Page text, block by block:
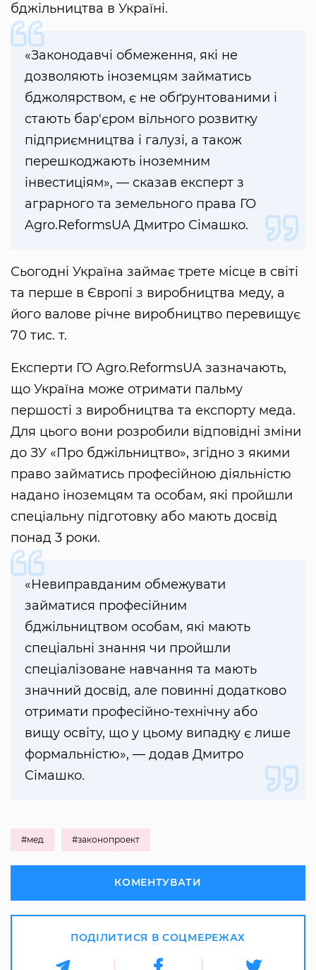
бджільництва в Україні.
«Законодавчі обмеження, які не
дозволяють іноземцям займатись
бджолярством, є не обґрунтованими і
стають бар'єром вільного розвитку
підприємництва і галузі, а також
перешкоджають іноземним
інвестиціям», — сказав експерт з
аграрного та земельного права ГО
Agro.ReformsUA Дмитро Сімашко.
Сьогодні Україна займає трете місце в світі
та перше в Європі з виробництва меду, а
його валове річне виробництво перевищує
70 тис. т.
Експерти ГО Agro.ReformsUA зазначають,
що Україна може отримати пальму
першості з виробництва та експорту меда.
Для цього вони розробили відповідні зміни
до ЗУ «Про бджільництво», згідно з якими
право займатись професійною діяльністю
надано іноземцям та особам, які пройшли
спеціальну підготовку або мають досвід
понад 3 роки.
«Невиправданим обмежувати
займатися професійним
бджільництвом особам, які мають
спеціальні знання чи пройшли
спеціалізоване навчання та мають
значний досвід, але повинні додатково
отримати професійно-технічну або
вищу освіту, що у цьому випадку є лише
формальністю», — додав Дмитро
Сімашко.
#мед #законопроект
КОМЕНТУВАТИ
ПОДІЛИТИСЯ В СОЦМЕРЕЖАХ